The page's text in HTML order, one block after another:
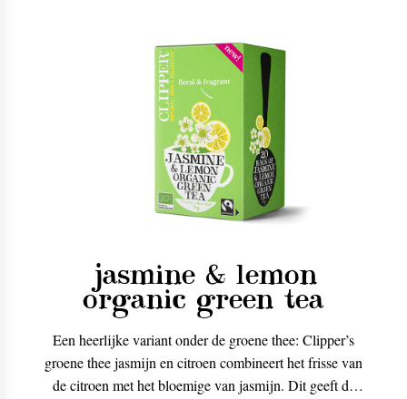
jasmine & lemon
organic green tea
Een heerlijke variant onder de groene thee: Clipper’s
groene thee jasmijn en citroen combineert het frisse van
de citroen met het bloemige van jasmijn. Dit geeft de